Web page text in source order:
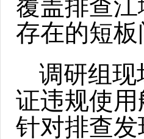
覆盖排查
存在的短
调研组现
证违规使
针对排查